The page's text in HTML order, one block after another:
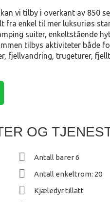
vi tilby i overkant av 850
fra enkel til mer luksuriøs
suiter, enkeltstående
tilbys aktiviteter både
fjellvandring, trugeturer,
OG
Antall barer 6
Antall enkeltrom: 20
Kjæledyr tillatt